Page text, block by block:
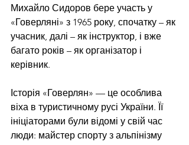
Михайло Сидоров бере участь у
«Говерляні» з 1965 року, спочатку – як
учасник, далі – як інструктор, і вже
багато років – як організатор і
керівник.
Історія «Говерлян» — це особлива
віха в туристичному русі України. Її
ініціаторами були відомі у свій час
люди: майстер спорту з альпінізму